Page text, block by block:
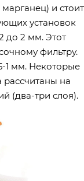
и стоит
установок
до 2 мм. Этот
фильтру.
1 мм. Некоторые
на
(два-три слоя).